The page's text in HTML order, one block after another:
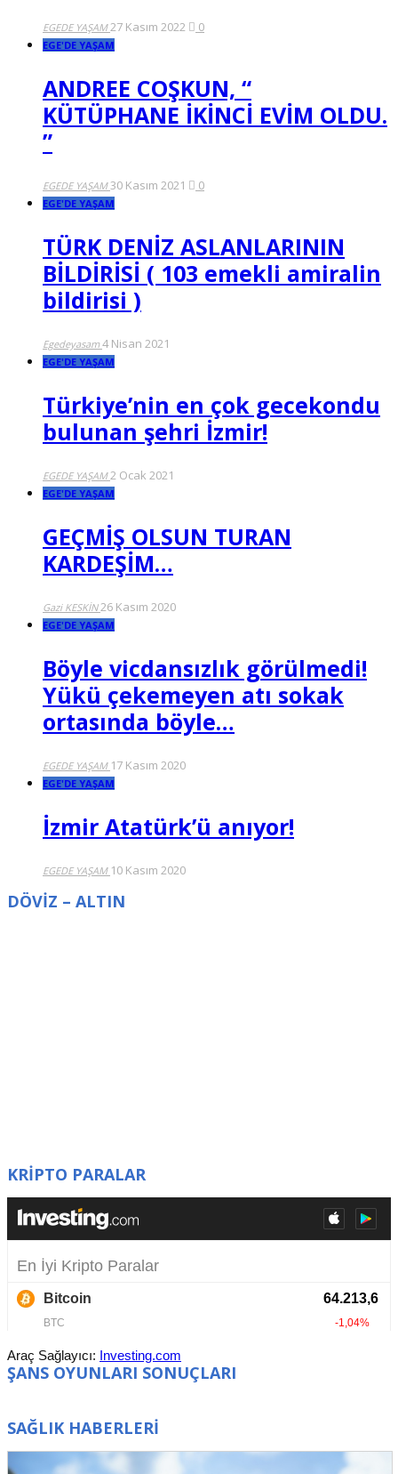
EGEDE YAŞAM27 Kasım 2022 0
EGE'DE YAŞAM
ANDREE COŞKUN, “
KÜTÜPHANE İKİNCİ EVİM OLDU.
”
EGEDE YAŞAM30 Kasım 2021 0
EGE'DE YAŞAM
TÜRK DENİZ ASLANLARININ
BİLDİRİSİ ( 103 emekli amiralin
bildirisi )
Egedeyasam4 Nisan 2021
EGE'DE YAŞAM
Türkiye’nin en çok gecekondu
bulunan şehri İzmir!
EGEDE YAŞAM2 Ocak 2021
EGE'DE YAŞAM
GEÇMİŞ OLSUN TURAN
KARDEŞİM…
Gazi KESKİN26 Kasım 2020
EGE'DE YAŞAM
Böyle vicdansızlık görülmedi!
Yükü çekemeyen atı sokak
ortasında böyle…
EGEDE YAŞAM 17 Kasım 2020
EGE'DE YAŞAM
İzmir Atatürk’ü anıyor!
EGEDE YAŞAM 10 Kasım 2020
DÖVİZ – ALTIN
KRİPTO PARALAR
Araç Sağlayıcı: Investing.com
ŞANS OYUNLARI SONUÇLARI
SAĞLIK HABERLERİ